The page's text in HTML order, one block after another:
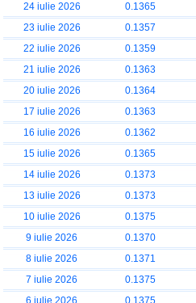
24 iulie 2026
0.1365
23 iulie 2026
0.1357
22 iulie 2026
0.1359
21 iulie 2026
0.1363
20 iulie 2026
0.1364
17 iulie 2026
0.1363
16 iulie 2026
0.1362
15 iulie 2026
0.1365
14 iulie 2026
0.1373
13 iulie 2026
0.1373
10 iulie 2026
0.1375
9 iulie 2026
0.1370
8 iulie 2026
0.1371
7 iulie 2026
0.1375
6 iulie 2026
0.1375